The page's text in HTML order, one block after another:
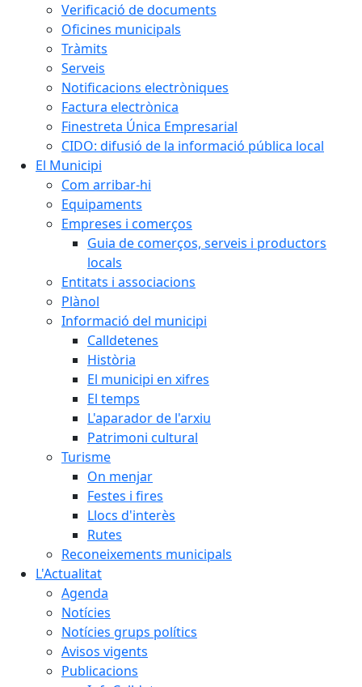
Verificació de documents
Oficines municipals
Tràmits
Serveis
Notificacions electròniques
Factura electrònica
Finestreta Única Empresarial
CIDO: difusió de la informació pública local
El Municipi
Com arribar-hi
Equipaments
Empreses i comerços
Guia de comerços, serveis i productors
locals
Entitats i associacions
Plànol
Informació del municipi
Calldetenes
Història
El municipi en xifres
El temps
L'aparador de l'arxiu
Patrimoni cultural
Turisme
On menjar
Festes i fires
Llocs d'interès
Rutes
Reconeixements municipals
L'Actualitat
Agenda
Notícies
Notícies grups polítics
Avisos vigents
Publicacions